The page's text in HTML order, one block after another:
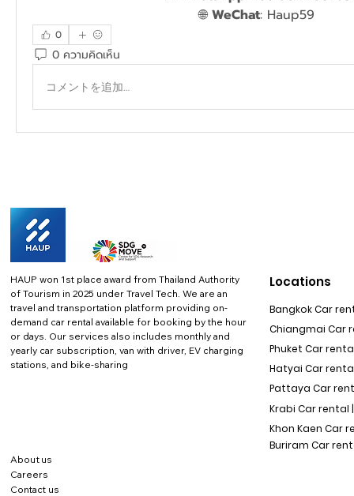
🌐 WeChat: Haup59
0
0 ความคิดเห็น
コメントを追加…
HAUP won 1st place award from Thailand Authority
of Tourism in 2025 under Travel Tech. We are an
travel and transportation platform providing on-
demand car rental available for booking by the hour
or days. Our services also includes monthly and
yearly car subscription, van with driver, EV charging
stations, and bike-sharing
About us
Careers
Contact us
Locations
Bangkok Car
Chiangmai Car
Phuket Car rental
Hatyai Car
Pattaya Car
Krabi Car rental |
Khon Kaen Car
Buriram Car